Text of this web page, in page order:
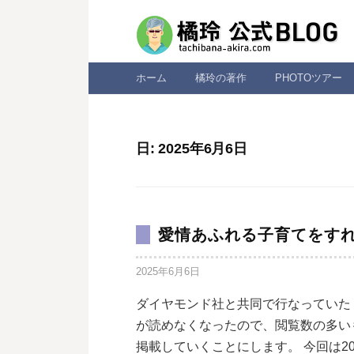
ツ
ホーム 橘玲の著作 PHOTOツアー
日:2025年6月6日
愛情あふれる子育てをす
2025年6月6日
ダイヤモンド社と共同で行なってい
が読めなくなったので、閲覧数の多
掲載していくことにします。 今回は